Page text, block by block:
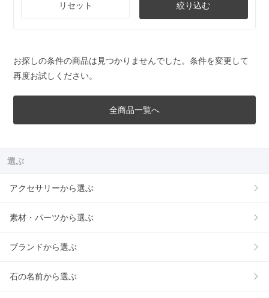
リセット 絞り込む
お探しの条件の商品は見つかりませんでした。条件を変更して
再度お試しください。
全商品一覧へ
選ぶ
アクセサリーから選ぶ
素材・パーツから選ぶ
ブランドから選ぶ
石の名前から選ぶ